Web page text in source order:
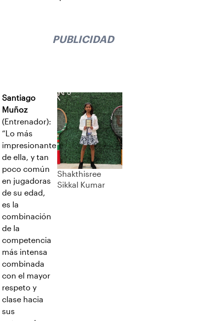
PUBLICIDAD
Santiago
Muñoz
(Entrenador):
“Lo más
impresionante
de ella, y tan
poco común
en jugadoras
de su edad,
es la
combinación
de la
competencia
más intensa
combinada
con el mayor
respeto y
clase hacia
sus
Shakthisree
Sikkal Kumar